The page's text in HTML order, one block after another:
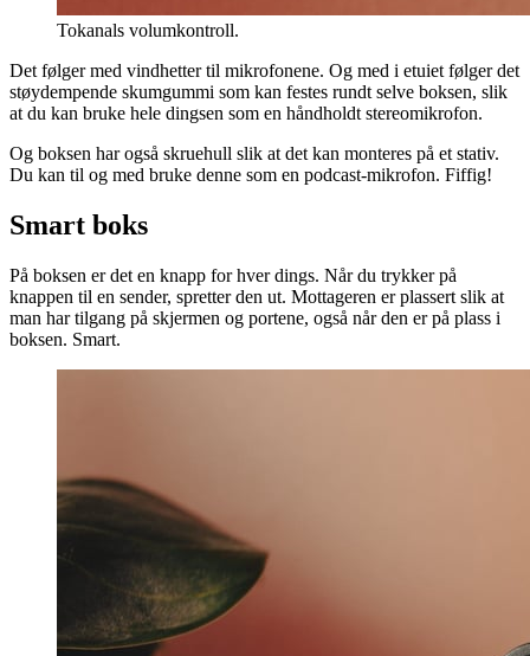
Tokanals volumkontroll.
Det følger med vindhetter til mikrofonene. Og med i etuiet følger det
støydempende skumgummi som kan festes rundt selve boksen, slik
at du kan bruke hele dingsen som en håndholdt stereomikrofon.
Og boksen har også skruehull slik at det kan monteres på et stativ.
Du kan til og med bruke denne som en podcast-mikrofon. Fiffig!
Smart boks
På boksen er det en knapp for hver dings. Når du trykker på
knappen til en sender, spretter den ut. Mottageren er plassert slik at
man har tilgang på skjermen og portene, også når den er på plass i
boksen. Smart.